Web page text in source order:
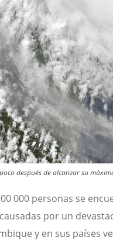
después de alcanzar su
000 personas se
por un
y en sus países